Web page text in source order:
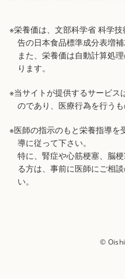
※栄養価は、文部科学省 科学
告の日本食品標準成分表増
また、栄養価は自動計算処
ります。
※当サイトが提供するサービス
のであり、医療行為を行うも
※医師の指示のもと栄養指導を
導に従って下さい。
特に、腎症や心筋梗塞、脳
る方は、事前に医師にご相
い。
©